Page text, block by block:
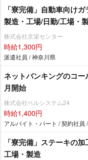
「寮完備」自動車向け
製造・工場/日勤/工場・
株式会社京栄センター
時給1,300円
派遣社員 / 神奈川県
ネットバンキングのコ
月開始
株式会社ベルシステム24
時給1,400円
アルバイト・パート / 契約社員
「寮完備」ステーキの
工場・製造